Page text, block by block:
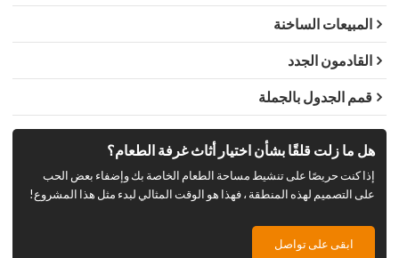
المبيعات الساخنة
القادمون الجدد
قمم الجدول بالجملة
هل ما زلت قلقًا بشأن اختيار أثاث غرفة الطعام؟
إذا كنت حريصًا على تنشيط مساحة الطعام الخاصة بك وإضفاء بعض الحب
على التصميم لهذه المنطقة ، فهذا هو الوقت المثالي لبدء مثل هذا المشروع!
ابقى على تواصل